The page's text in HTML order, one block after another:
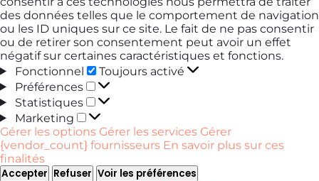
des données telles que le comportement de navigation
ou les ID uniques sur ce site. Le fait de ne pas consentir
ou de retirer son consentement peut avoir un effet
négatif sur certaines caractéristiques et fonctions.
Fonctionnel
Fonctionnel
Toujours activé
Préférences
Préférences
Statistiques
Statistiques
Marketing
Marketing
Gérer les options Gérer les services Gérer
{vendor_count} fournisseurs En savoir plus sur ces
finalités
Accepter Refuser Voir les préférences